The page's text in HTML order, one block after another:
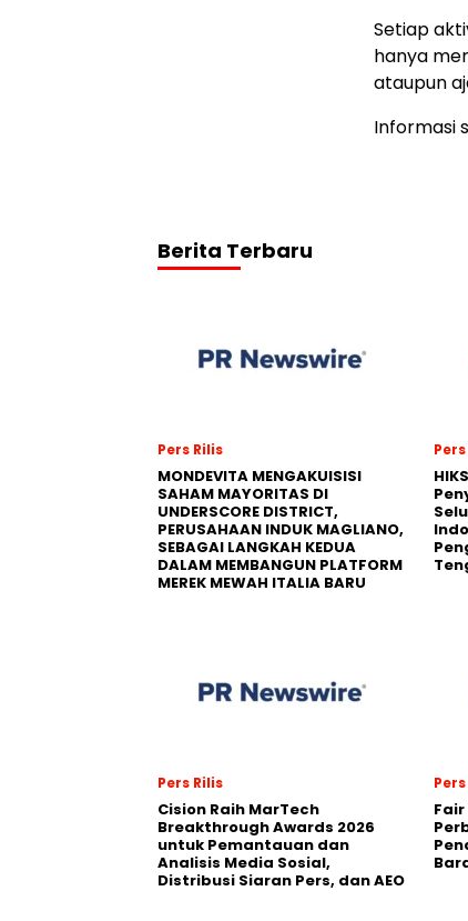
Setiap
hanya
ataupun
Informasi
Berita Terbaru
Pers Rilis
MONDEVITA MENGAKUISISI
SAHAM MAYORITAS DI
UNDERSCORE DISTRICT,
PERUSAHAAN INDUK MAGLIANO,
SEBAGAI LANGKAH KEDUA
DALAM MEMBANGUN PLATFORM
MEREK MEWAH ITALIA BARU
Pers Rilis
Cision Raih MarTech
Breakthrough Awards 2026
untuk Pemantauan dan
Analisis Media Sosial,
Distribusi Siaran Pers, dan AEO